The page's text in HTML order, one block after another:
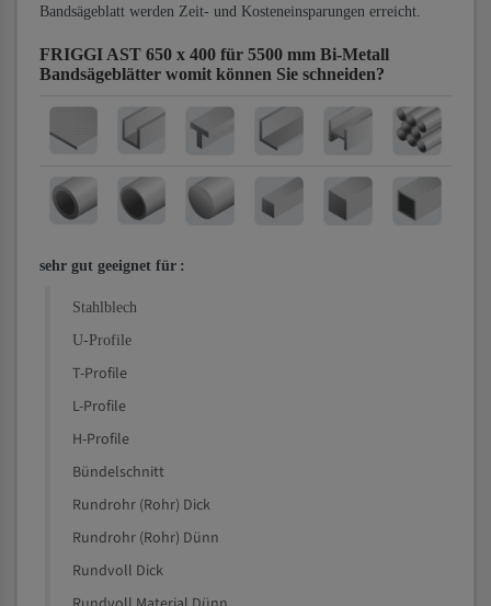
Bandsägeblatt werden Zeit- und Kosteneinsparungen erreicht.
FRIGGI AST 650 x 400 für 5500 mm Bi-Metall
Bandsägeblätter womit können Sie schneiden?
sehr gut geeignet für :
Stahlblech
U-Profile
T-Profile
L-Profile
H-Profile
Bündelschnitt
Rundrohr (Rohr) Dick
Rundrohr (Rohr) Dünn
Rundvoll Dick